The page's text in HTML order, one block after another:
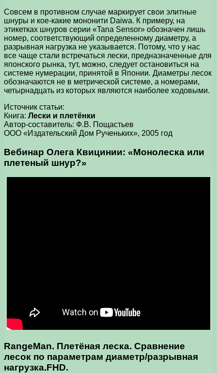
Совсем в противном случае маркирует свои элитные
шнуры и кое-какие мононити Daiwa. К примеру, на
этикетках шнуров серии «Tana Sensor» обозначен лишь
номер, соответствующий определенному диаметру, а
разрывная нагрузка не указывается. Потому, что у нас
все чаще стали встречаться лески, предназначенные для
японского рынка, тут, можно, следует остановиться на
системе нумерации, принятой в Японии. Диаметры лесок
обозначаются не в метрической системе, а номерами,
четырнадцать из которых являются наиболее ходовыми.
Источник статьи:
Книга: Лески и плетёнки
Автор-составитель: Ф.В. Пощастьев
ООО «Издательский Дом Рученьких», 2005 год
Вебинар Олега Квицинии: «Монолеска или
плетеный шнур?»
RangeMan. Плетёная леска. Сравнение
лесок по параметрам диаметр/разрывная
нагрузка.FHD.